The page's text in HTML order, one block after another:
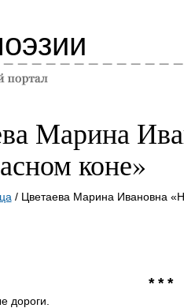
Марина
коне»
/ Цветаева Марина Ивановна
* * *
дороги.